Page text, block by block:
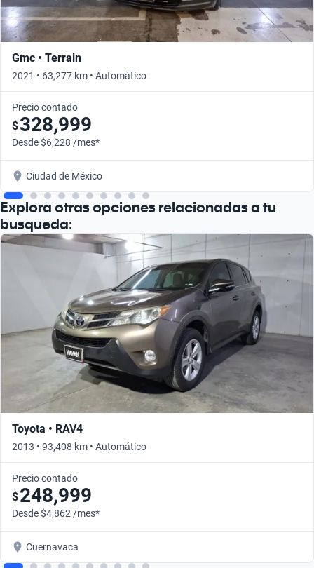
Gmc • Terrain
2021 • 63,277 km • Automático
Precio contado
$328,999
Desde $6,228 /mes*
Ciudad de México
Explora otras opciones relacionadas a tu
busqueda:
Toyota • RAV4
2013 • 93,408 km • Automático
Precio contado
$248,999
Desde $4,862 /mes*
Cuernavaca